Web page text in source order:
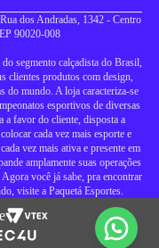
dos Andradas, 1342 - Centro
90020-008
segmento calçadista do Brasil,
clientes produtos com design,
do mundo. A loja caracteriza-se
esportivos de diversas
a favor do cliente, disposta a
cada vez mais esporte e
vez mais ativa e presente em
amplamente suas operações
você já sabe, pra encontrar
visite a Paquetá Esportes.